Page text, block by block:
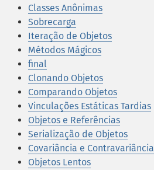
Classes Anônimas
Sobrecarga
Iteração de Objetos
Métodos Mágicos
final
Clonando Objetos
Comparando Objetos
Vinculações Estáticas Tardias
Objetos e Referências
Serialização de Objetos
Covariância e Contravariância
Objetos Lentos